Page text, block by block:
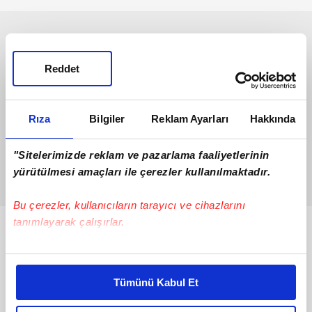
Rıza Bilgiler Reklam Ayarları Hakkında
"Sitelerimizde reklam ve pazarlama faaliyetlerinin
yürütülmesi amaçları ile çerezler kullanılmaktadır.
Bu çerezler, kullanıcıların tarayıcı ve cihazlarını
tanımlayarak çalışırlar.
Bu çerezlere izin vermeniz halinde sizlere özel
daha iyi reklam deneyimi yaşatabiliriz. Bunu yaparken
amacımızın size daha iyi bir reklam deneyimi sunmak
Tümünü Kabul Et
Reddet